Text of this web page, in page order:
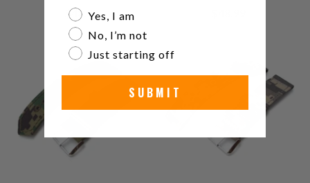
計
レ
ビ
ュ
ー
$48.99
ュ
ー
Are you a watch collector?
Yes, I am
No, I’m not
Just starting off
SUBMIT